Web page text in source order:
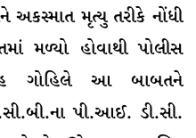
મૃત્યુ તરીકે નોંધી
મળ્યો હોવાથી પોલીસ
ગોહિલે આ બાબતને
પી.આઈ. ડી.સી.